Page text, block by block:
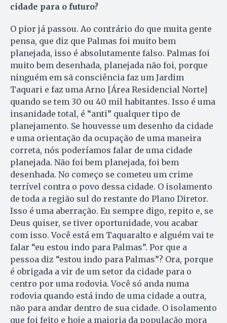
cidade para o futuro?
O pior já passou. Ao contrário do que muita gente
pensa, que diz que Palmas foi muito bem
planejada, isso é absolutamente falso. Palmas foi
muito bem desenhada, planejada não foi, porque
ninguém em sã consciência faz um Jardim
Taquari e faz uma Arno [Área Residencial Norte]
quando se tem 30 ou 40 mil habitantes. Isso é uma
insanidade total, é “anti” qualquer tipo de
planejamento. Se houvesse um desenho da cidade
e uma orientação da ocupação de uma maneira
correta, nós poderíamos falar de uma cidade
planejada. Não foi bem planejada, foi bem
desenhada. No começo se cometeu um crime
terrível contra o povo dessa cidade. O isolamento
de toda a região sul do restante do Plano Diretor.
Isso é uma aberração. Eu sempre digo, repito e, se
Deus quiser, se tiver oportunidade, vou acabar
com isso. Você está em Taquaralto e alguém vai te
falar “eu estou indo para Palmas”. Por que a
pessoa diz “estou indo para Palmas”? Ora, porque
é obrigada a vir de um setor da cidade para o
centro por uma rodovia. Você só anda numa
rodovia quando está indo de uma cidade a outra,
não para andar dentro de sua cidade. O isolamento
que foi feito e hoje a maioria da população mora